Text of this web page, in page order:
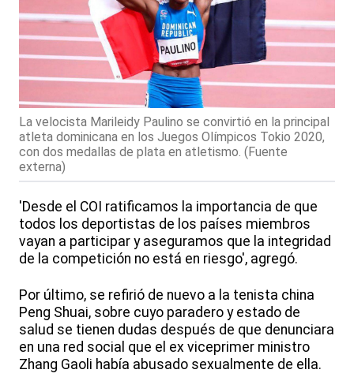
La velocista Marileidy Paulino se convirtió en la principal
atleta dominicana en los Juegos Olímpicos Tokio 2020,
con dos medallas de plata en atletismo. (Fuente
externa)
'Desde el COI ratificamos la importancia de que
todos los deportistas de los países miembros
vayan a participar y aseguramos que la integridad
de la competición no está en riesgo', agregó.
Por último, se refirió de nuevo a la tenista china
Peng Shuai, sobre cuyo paradero y estado de
salud se tienen dudas después de que denunciara
en una red social que el ex viceprimer ministro
Zhang Gaoli había abusado sexualmente de ella.